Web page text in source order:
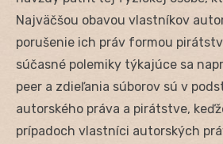
Najväčšou obavou vlastníkov
porušenie ich práv formou
súčasné polemiky týkajúce sa
peer a zdieľania súborov sú v
autorského práva a pirátstve,
prípadoch vlastníci autorských